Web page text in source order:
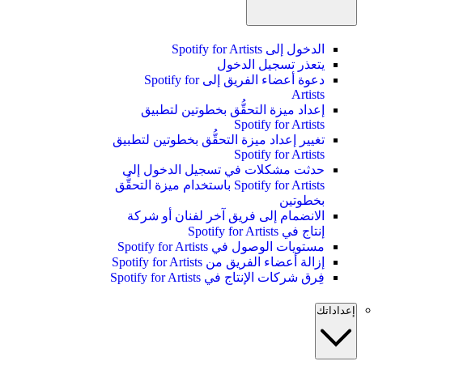
الدخول إلى Spotify for Artists
يتعذر تسجيل الدخول
دعوة أعضاء الفريق إلى Spotify for
Artists
إعداد ميزة التحقُّق بخطوتين لتطبيق
Spotify for Artists
تغيير إعداد ميزة التحقُّق بخطوتين لتطبيق
Spotify for Artists
حدثت مشكلات في تسجيل الدخول إلى
Spotify for Artists باستخدام ميزة التحقُّق
بخطوتين
الانضمام إلى فريق آخر لفنان أو شركة
إنتاج في Spotify for Artists
مستويات الوصول في Spotify for Artists
إزالة أعضاء الفريق من Spotify for Artists
فِرق شركات الإنتاج في Spotify for Artists
إعداداتك